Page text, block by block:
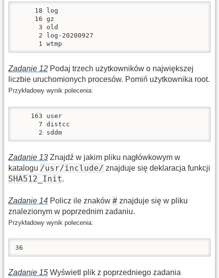
     18 log
     16 gz
      3 old
      2 log-20200927
      1 wtmp
Zadanie 12 Podaj trzech użytkowników o największej
liczbie uruchomionych procesów. Pomiń użytkownika root.
Przykładowy wynik polecenia:
    163 user
      7 distcc
      2 sddm
Zadanie 13 Znajdź w jakim pliku nagłówkowym w
katalogu /usr/include/ znajduje się deklaracja funkcji
SHA512_Init.
Zadanie 14 Policz ile znaków # znajduje się w pliku
znalezionym w poprzednim zadaniu.
Przykładowy wynik polecenia:
36
Zadanie 15 Wyświetl plik z poprzedniego zadania